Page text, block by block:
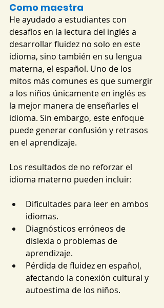
Como maestra
He ayudado a estudiantes con
desafíos en la lectura del inglés a
desarrollar fluidez no solo en este
idioma, sino también en su lengua
materna, el español. Uno de los
mitos más comunes es que sumergir
a los niños únicamente en inglés es
la mejor manera de enseñarles el
idioma. Sin embargo, este enfoque
puede generar confusión y retrasos
en el aprendizaje.
Los resultados de no reforzar el
idioma materno pueden incluir:
Dificultades para leer en ambos
idiomas.
Diagnósticos erróneos de
dislexia o problemas de
aprendizaje.
Pérdida de fluidez en español,
afectando la conexión cultural y
autoestima de los niños.